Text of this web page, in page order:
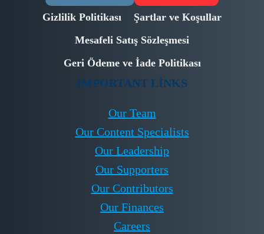
Gizlilik Politikası
Şartlar ve Koşullar
Mesafeli Satış Sözleşmesi
Geri Ödeme ve İade Politikası
IMPORTANT LINKS
Our Team
Our Content Specialists
Our Leadership
Our Supporters
Our Contributors
Our Finances
Careers